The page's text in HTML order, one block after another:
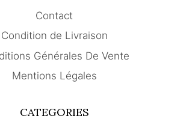
Contact
Condition de Livraison
Générales De Vente
Mentions Légales
CATEGORIES